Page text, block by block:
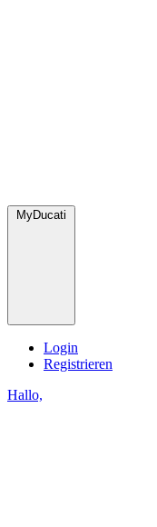
MyDucati
Login
Registrieren
Hallo,